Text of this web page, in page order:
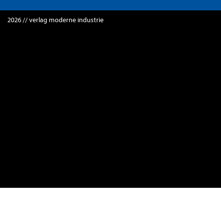
2026 // verlag moderne industrie